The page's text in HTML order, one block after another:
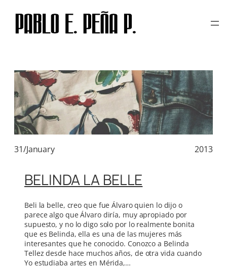
TAG:
ESCUELA DE
CREATIVOS
31/January 2013
BELINDA LA BELLE
Beli la belle, creo que fue Álvaro quien lo dijo o
parece algo que Álvaro diría, muy apropiado por
supuesto, y no lo digo solo por lo realmente bonita
que es Belinda, ella es una de las mujeres más
interesantes que he conocido. Conozco a Belinda
Tellez desde hace muchos años, de otra vida cuando
Yo estudiaba artes en Mérida,…